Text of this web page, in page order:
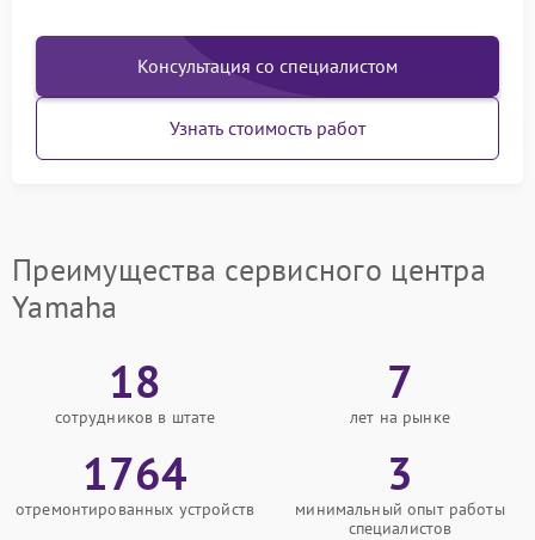
Консультация со специалистом
Узнать стоимость работ
Преимущества сервисного центра
Yamaha
18
сотрудников в штате
7
лет на рынке
1764
отремонтированных устройств
3
минимальный опыт работы
специалистов